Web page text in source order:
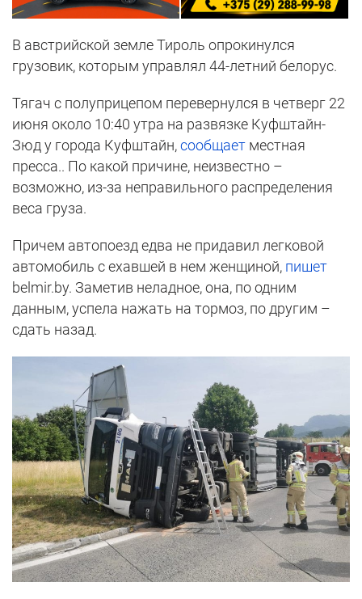
В австрийской земле Тироль опрокинулся
грузовик, которым управлял 44-летний белорус.
Тягач с полуприцепом перевернулся в четверг 22
июня около 10:40 утра на развязке Куфштайн-
Зюд у города Куфштайн,сообщает местная
пресса.. По какой причине, неизвестно –
возможно, из-за неправильного распределения
веса груза.
Причем автопоезд едва не придавил легковой
автомобиль с ехавшей в нем женщиной, пишет
belmir.by. Заметив неладное, она, по одним
данным, успела нажать на тормоз, по другим –
сдать назад.